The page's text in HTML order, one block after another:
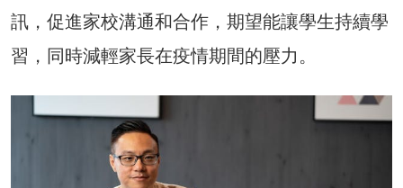
訊，促進家校溝通和合作，期望能讓學生持續學
習，同時減輕家長在疫情期間的壓力。